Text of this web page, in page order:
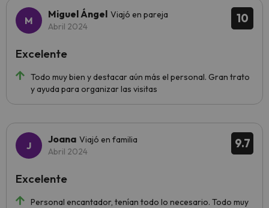
10
Miguel Ángel Viajó en pareja
Abril 2024
Todo muy bien y destacar aún más el personal. Gran trato
y ayuda para organizar las visitas
Excelente
9.7
Joana Viajó en familia
Abril 2024
Personal encantador, tenían todo lo necesario. Todo muy
Excelente